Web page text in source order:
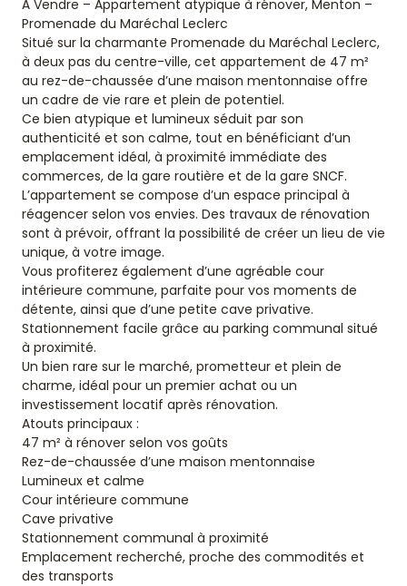
À Vendre – Appartement atypique à rénover, Menton –
Promenade du Maréchal Leclerc
Situé sur la charmante Promenade du Maréchal Leclerc,
à deux pas du centre-ville, cet appartement de 47 m²
au rez-de-chaussée d’une maison mentonnaise offre
un cadre de vie rare et plein de potentiel.
Ce bien atypique et lumineux séduit par son
authenticité et son calme, tout en bénéficiant d’un
emplacement idéal, à proximité immédiate des
commerces, de la gare routière et de la gare SNCF.
L’appartement se compose d’un espace principal à
réagencer selon vos envies. Des travaux de rénovation
sont à prévoir, offrant la possibilité de créer un lieu de vie
unique, à votre image.
Vous profiterez également d’une agréable cour
intérieure commune, parfaite pour vos moments de
détente, ainsi que d’une petite cave privative.
Stationnement facile grâce au parking communal situé
à proximité.
Un bien rare sur le marché, prometteur et plein de
charme, idéal pour un premier achat ou un
investissement locatif après rénovation.
Atouts principaux :
47 m² à rénover selon vos goûts
Rez-de-chaussée d’une maison mentonnaise
Lumineux et calme
Cour intérieure commune
Cave privative
Stationnement communal à proximité
Emplacement recherché, proche des commodités et
des transports